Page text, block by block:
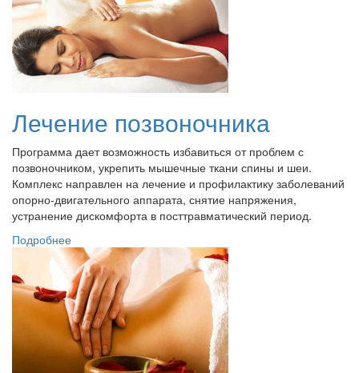
Лечение позвоночника
Программа дает возможность избавиться от проблем с
позвоночником, укрепить мышечные ткани спины и шеи.
Комплекс направлен на лечение и профилактику заболеваний
опорно-двигательного аппарата, снятие напряжения,
устранение дискомфорта в посттравматический период.
Подробнее